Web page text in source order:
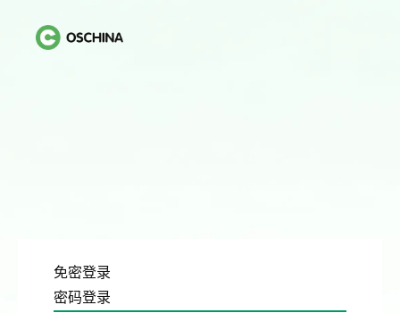
免密登录
密码登录